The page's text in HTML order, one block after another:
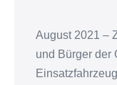
August 2021 –
und Bürger der